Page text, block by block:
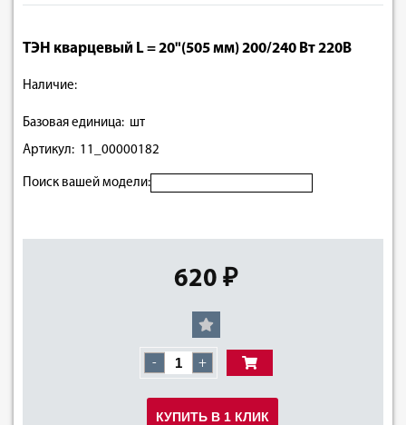
ТЭН кварцевый L = 20"(505 мм) 200/240 Вт 220В
Наличие:
Базовая единица: шт
Артикул: 11_00000182
Поиск вашей модели:
620 ₽
- +
КУПИТЬ В 1 КЛИК